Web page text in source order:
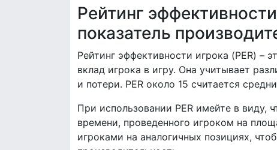
Рейтинг
показатель
Рейтинг эффективности игрока (PER) –
вклад игрока в игру. Она учитывает
и потери. PER около 15 считается
При использовании PER имейте в виду,
времени, проведенного игроком на
игроками на аналогичных позициях,